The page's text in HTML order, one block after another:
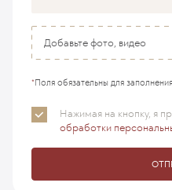
Добавьте фото, видео
*Поля обязательны для заполнения
Нажимая на кнопку, я
обработки